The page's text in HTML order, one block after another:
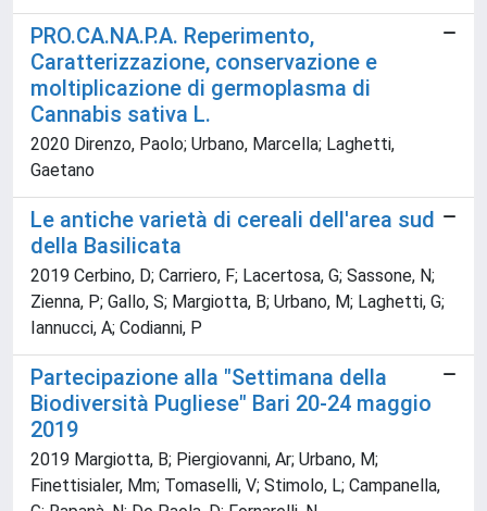
PRO.CA.NA.P.A. Reperimento,
Caratterizzazione, conservazione e
moltiplicazione di germoplasma di
Cannabis sativa L.
2020 Direnzo, Paolo; Urbano, Marcella; Laghetti,
Gaetano
Le antiche varietà di cereali dell'area sud
della Basilicata
2019 Cerbino, D; Carriero, F; Lacertosa, G; Sassone, N;
Zienna, P; Gallo, S; Margiotta, B; Urbano, M; Laghetti, G;
Iannucci, A; Codianni, P
Partecipazione alla "Settimana della
Biodiversità Pugliese" Bari 20-24 maggio
2019
2019 Margiotta, B; Piergiovanni, Ar; Urbano, M;
Finettisialer, Mm; Tomaselli, V; Stimolo, L; Campanella,